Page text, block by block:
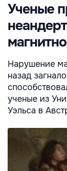
Ученые
Нарушение
назад
ученые из
Уэльса в